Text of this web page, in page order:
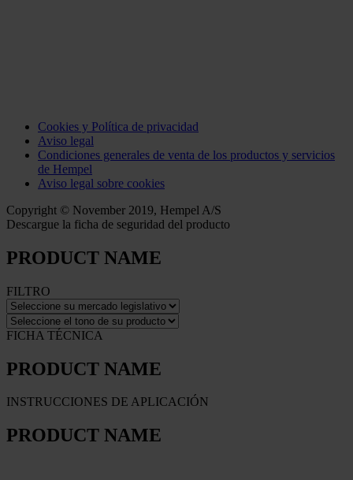
Cookies y Política de privacidad
Aviso legal
Condiciones generales de venta de los productos y servicios
de Hempel
Aviso legal sobre cookies
Copyright © November 2019, Hempel A/S
Descargue la ficha de seguridad del producto
PRODUCT NAME
FILTRO
FICHA TÉCNICA
PRODUCT NAME
INSTRUCCIONES DE APLICACIÓN
PRODUCT NAME